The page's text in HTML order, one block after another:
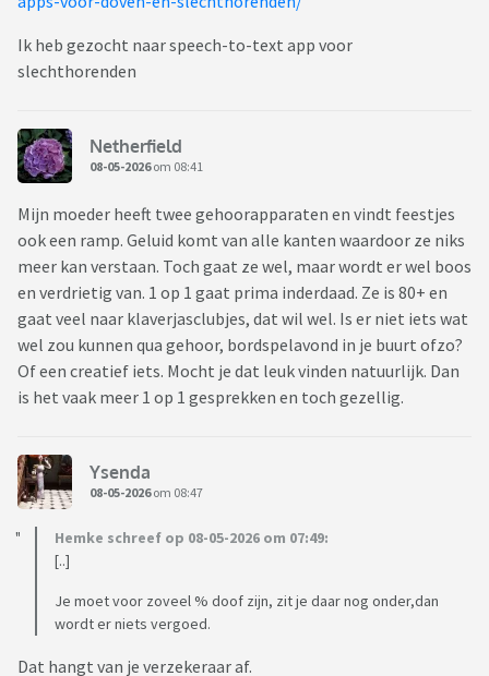
Ik heb gezocht naar speech-to-text app voor
slechthorenden
Netherfield
08-05-2026om 08:41
Mijn moeder heeft twee gehoorapparaten en vindt feestjes
ook een ramp. Geluid komt van alle kanten waardoor ze niks
meer kan verstaan. Toch gaat ze wel, maar wordt er wel boos
en verdrietig van. 1 op 1 gaat prima inderdaad. Ze is 80+ en
gaat veel naar klaverjasclubjes, dat wil wel. Is er niet iets wat
wel zou kunnen qua gehoor, bordspelavond in je buurt ofzo?
Of een creatief iets. Mocht je dat leuk vinden natuurlijk. Dan
is het vaak meer 1 op 1 gesprekken en toch gezellig.
Ysenda
08-05-2026om 08:47
Hemke schreef op 08-05-2026 om 07:49:
[..]
Je moet voor zoveel % doof zijn, zit je daar nog onder,dan
wordt er niets vergoed.
Dat hangt van je verzekeraar af.